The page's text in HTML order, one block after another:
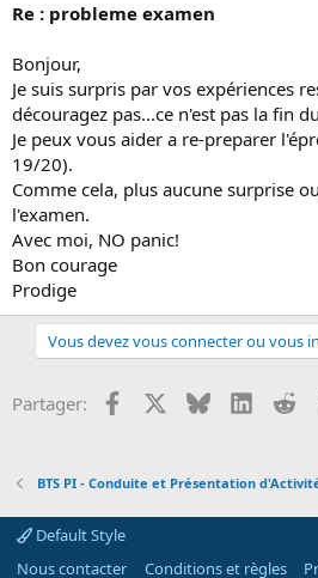
Re : probleme examen
Bonjour,
Je suis surpris par vos expériences
découragez pas...ce n'est pas la fin
Je peux vous aider a re-preparer
19/20).
Comme cela, plus aucune surprise
l'examen.
Avec moi, NO panic!
Bon courage
Prodige
Vous devez vous connecter ou vous
Partager: Facebook Bluesky
BTS PI - Conduite et Présentation
Default Style
Nous contacter
Conditions et règles